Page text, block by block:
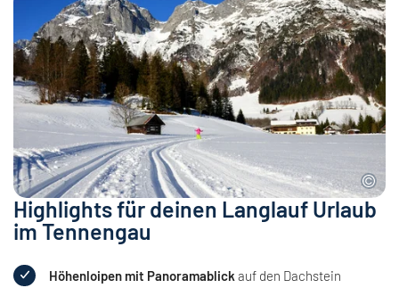
Highlights für deinen Langlauf Urlaub
im Tennengau
Höhenloipen mit Panoramablick auf den Dachstein